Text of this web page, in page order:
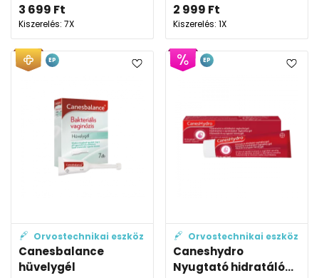
3 699 Ft
Kiszerelés: 7X
2 999 Ft
Kiszerelés: 1X
Orvostechnikai eszköz
Canesbalance
hüvelygél
EP
Orvostechnikai eszköz
Caneshydro
Nyugtató hidratáló...
EP